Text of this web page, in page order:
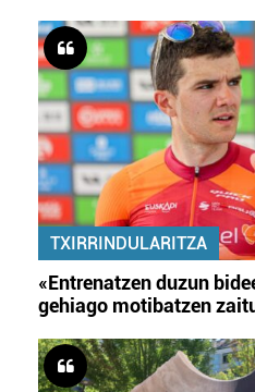
TXIRRINDULARITZA
«Entrenatzen duzun
gehiago motibatzen